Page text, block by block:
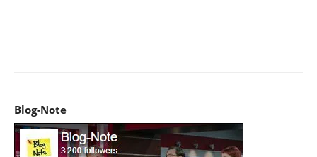
Blog-Note